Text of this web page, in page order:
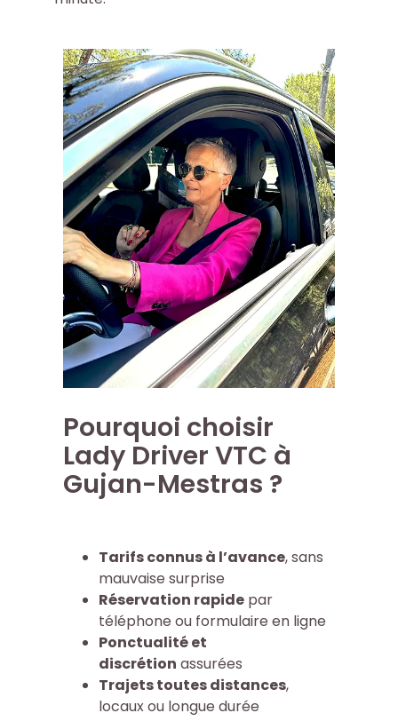
Pourquoi choisir
Lady Driver VTC à
Gujan-Mestras ?
Tarifs connus à l’avance, sans
mauvaise surprise
Réservation rapide par
téléphone ou formulaire en ligne
Ponctualité et
discrétion assurées
Trajets toutes distances,
locaux ou longue durée